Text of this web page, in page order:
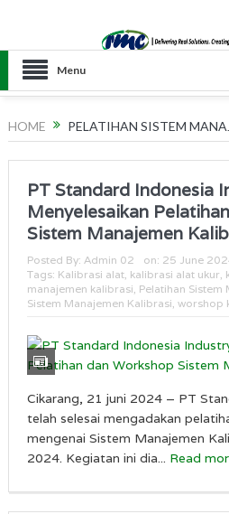
Menu
HOME PELATIHAN SISTEM
PT Standard Indonesia
Menyelesaikan
Sistem Manajemen
Posted By: Admin 02 on: 25 June
Tags: Kalibrasi alat, kalibrasi alat ukur
manajemen kalibrasi Pelatihan Sistem
Sistem Manajemen Kalibrasi worshop
Cikarang, 21 juni 2024 – PT
telah selesai mengadakan
mengenai Sistem Manajemen
2024. Kegiatan ini dia... Read